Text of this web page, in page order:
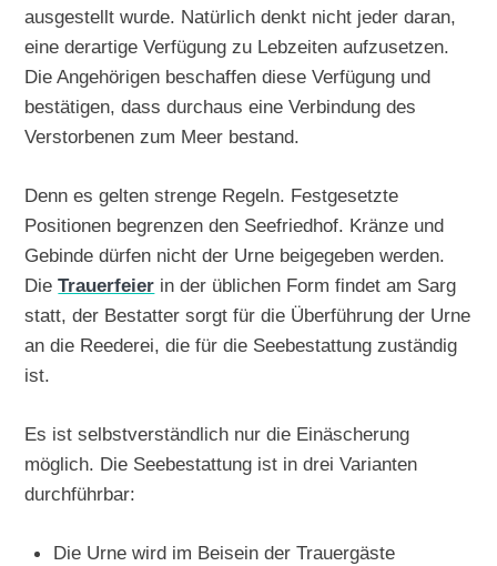
ausgestellt wurde. Natürlich denkt nicht jeder daran,
eine derartige Verfügung zu Lebzeiten aufzusetzen.
Die Angehörigen beschaffen diese Verfügung und
bestätigen, dass durchaus eine Verbindung des
Verstorbenen zum Meer bestand.
Denn es gelten strenge Regeln. Festgesetzte
Positionen begrenzen den Seefriedhof. Kränze und
Gebinde dürfen nicht der Urne beigegeben werden.
DieTrauerfeier in der üblichen Form findet am Sarg
statt, der Bestatter sorgt für die Überführung der Urne
an die Reederei, die für die Seebestattung zuständig
ist.
Es ist selbstverständlich nur die Einäscherung
möglich. Die Seebestattung ist in drei Varianten
durchführbar:
Die Urne wird im Beisein der Trauergäste